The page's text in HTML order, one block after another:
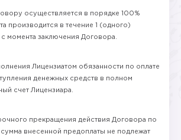
осуществляется в порядке 100%
производится в течение 1 (одного)
с момента заключения Договора.
Лицензиатом обязанности по оплате
денежных средств в полном
счет Лицензиара.
прекращения действия Договора по
внесенной предоплаты не подлежат